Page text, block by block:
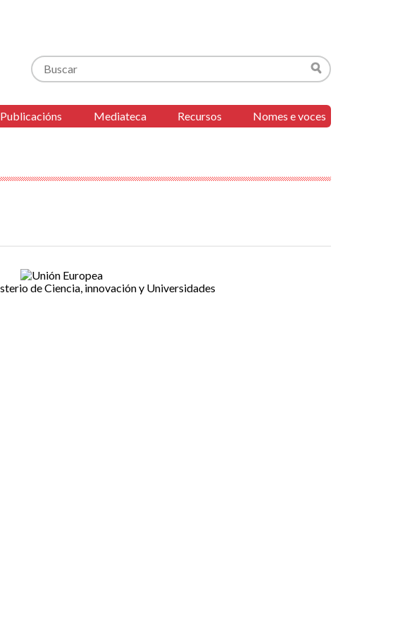
Buscar
Buscar
Publicacións Mediateca Recursos Nomes e voces